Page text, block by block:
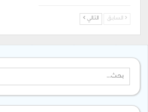
السابق التالي